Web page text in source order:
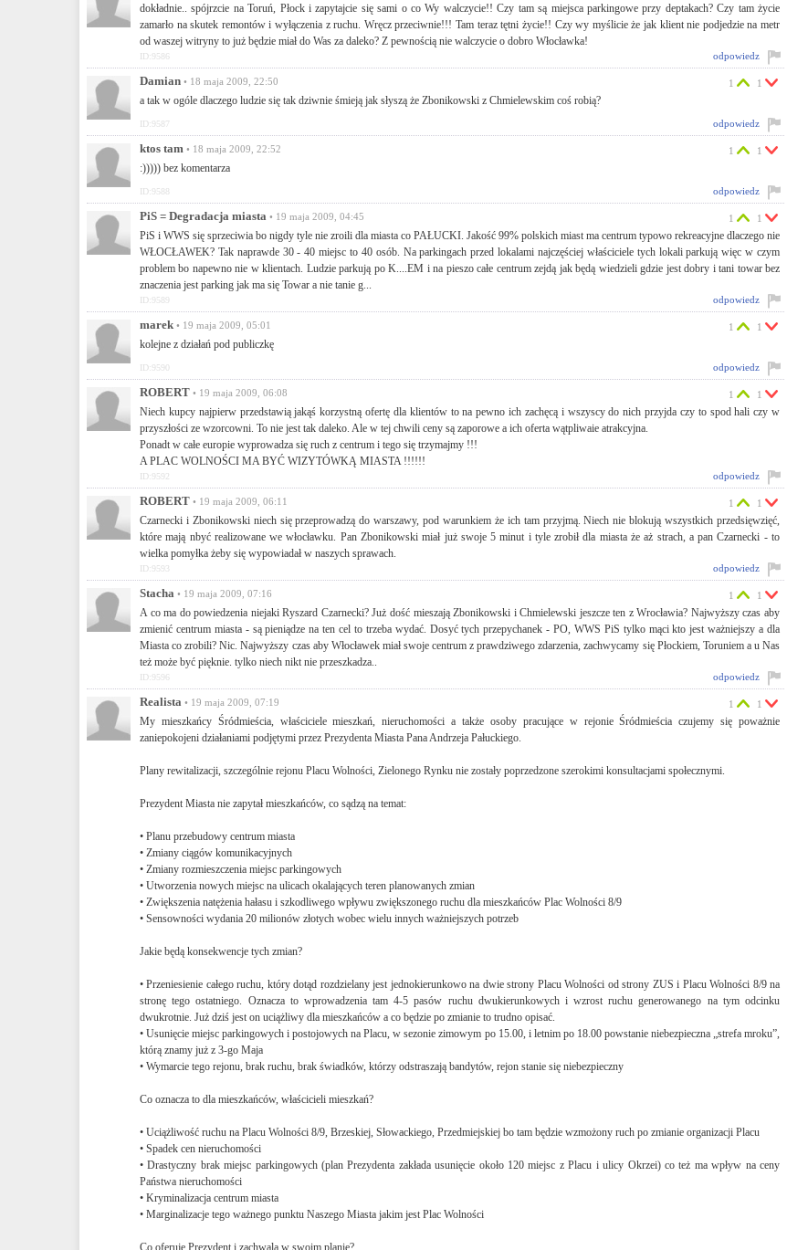
dokładnie.. spójrzcie na Toruń, Płock i zapytajcie się sami o co Wy walczycie!! Czy tam są miejsca parkingowe przy deptakach? Czy tam życie
zamarło na skutek remontów i wyłączenia z ruchu. Wręcz przeciwnie!!! Tam teraz tętni życie!! Czy wy myślicie że jak klient nie podjedzie na metr
od waszej witryny to już będzie miał do Was za daleko? Z pewnością nie walczycie o dobro Włocławka!
odpowiedz
ID:9586
Damian • 18 maja 2009, 22:50
a tak w ogóle dlaczego ludzie się tak dziwnie śmieją jak słyszą że Zbonikowski z Chmielewskim coś robią?
1 1
odpowiedz
ID:9587
ktos tam • 18 maja 2009, 22:52
:))))) bez komentarza
1 1
odpowiedz
ID:9588
PiS = Degradacja miasta • 19 maja 2009, 04:45
PiS i WWS się sprzeciwia bo nigdy tyle nie zroili dla miasta co PAŁUCKI. Jakość 99% polskich miast ma centrum typowo rekreacyjne dlaczego nie
WŁOCŁAWEK? Tak naprawde 30 - 40 miejsc to 40 osób. Na parkingach przed lokalami najczęściej właściciele tych lokali parkują więc w czym
problem bo napewno nie w klientach. Ludzie parkują po K....EM i na pieszo całe centrum zejdą jak będą wiedzieli gdzie jest dobry i tani towar bez
znaczenia jest parking jak ma się Towar a nie tanie g...
1 1
odpowiedz
ID:9589
marek • 19 maja 2009, 05:01
kolejne z działań pod publiczkę
1 1
odpowiedz
ID:9590
ROBERT • 19 maja 2009, 06:08
Niech kupcy najpierw przedstawią jakąś korzystną ofertę dla klientów to na pewno ich zachęcą i wszyscy do nich przyjda czy to spod hali czy w
przyszłości ze wzorcowni. To nie jest tak daleko. Ale w tej chwili ceny są zaporowe a ich oferta wątpliwaie atrakcyjna.
Ponadt w całe europie wyprowadza się ruch z centrum i tego się trzymajmy !!!
A PLAC WOLNOŚCI MA BYĆ WIZYTÓWKĄ MIASTA !!!!!!
1 1
odpowiedz
ID:9592
ROBERT • 19 maja 2009, 06:11
Czarnecki i Zbonikowski niech się przeprowadzą do warszawy, pod warunkiem że ich tam przyjmą. Niech nie blokują wszystkich przedsięwzięć,
które mają nbyć realizowane we włocławku. Pan Zbonikowski miał już swoje 5 minut i tyle zrobił dla miasta że aż strach, a pan Czarnecki - to
wielka pomyłka żeby się wypowiadał w naszych sprawach.
1 1
odpowiedz
ID:9593
Stacha • 19 maja 2009, 07:16
A co ma do powiedzenia niejaki Ryszard Czarnecki? Już dość mieszają Zbonikowski i Chmielewski jeszcze ten z Wrocławia? Najwyższy czas aby
zmienić centrum miasta - są pieniądze na ten cel to trzeba wydać. Dosyć tych przepychanek - PO, WWS PiS tylko mąci kto jest ważniejszy a dla
Miasta co zrobili? Nic. Najwyższy czas aby Włocławek miał swoje centrum z prawdziwego zdarzenia, zachwycamy się Płockiem, Toruniem a u Nas
też może być pięknie. tylko niech nikt nie przeszkadza..
1 1
odpowiedz
ID:9596
Realista • 19 maja 2009, 07:19
My mieszkańcy Śródmieścia, właściciele mieszkań, nieruchomości a także osoby pracujące w rejonie Śródmieścia czujemy się poważnie
zaniepokojeni działaniami podjętymi przez Prezydenta Miasta Pana Andrzeja Pałuckiego.
Plany rewitalizacji, szczególnie rejonu Placu Wolności, Zielonego Rynku nie zostały poprzedzone szerokimi konsultacjami społecznymi.
Prezydent Miasta nie zapytał mieszkańców, co sądzą na temat:
• Planu przebudowy centrum miasta
• Zmiany ciągów komunikacyjnych
• Zmiany rozmieszczenia miejsc parkingowych
• Utworzenia nowych miejsc na ulicach okalających teren planowanych zmian
• Zwiększenia natężenia hałasu i szkodliwego wpływu zwiększonego ruchu dla mieszkańców Plac Wolności 8/9
• Sensowności wydania 20 milionów złotych wobec wielu innych ważniejszych potrzeb
Jakie będą konsekwencje tych zmian?
• Przeniesienie całego ruchu, który dotąd rozdzielany jest jednokierunkowo na dwie strony Placu Wolności od strony ZUS i Placu Wolności 8/9 na
stronę tego ostatniego. Oznacza to wprowadzenia tam 4-5 pasów ruchu dwukierunkowych i wzrost ruchu generowanego na tym odcinku
dwukrotnie. Już dziś jest on uciążliwy dla mieszkańców a co będzie po zmianie to trudno opisać.
• Usunięcie miejsc parkingowych i postojowych na Placu, w sezonie zimowym po 15.00, i letnim po 18.00 powstanie niebezpieczna „strefa mroku”,
którą znamy już z 3-go Maja
• Wymarcie tego rejonu, brak ruchu, brak świadków, którzy odstraszają bandytów, rejon stanie się niebezpieczny
Co oznacza to dla mieszkańców, właścicieli mieszkań?
• Uciążliwość ruchu na Placu Wolności 8/9, Brzeskiej, Słowackiego, Przedmiejskiej bo tam będzie wzmożony ruch po zmianie organizacji Placu
• Spadek cen nieruchomości
• Drastyczny brak miejsc parkingowych (plan Prezydenta zakłada usunięcie około 120 miejsc z Placu i ulicy Okrzei) co też ma wpływ na ceny
Państwa nieruchomości
• Kryminalizacja centrum miasta
• Marginalizacje tego ważnego punktu Naszego Miasta jakim jest Plac Wolności
Co oferuje Prezydent i zachwala w swoim planie?
1 1